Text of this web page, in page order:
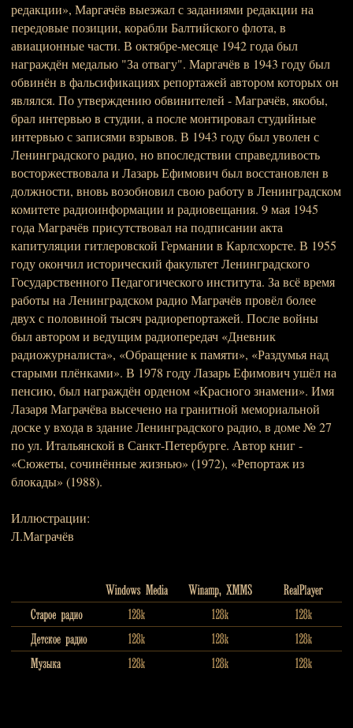
редакции», Маргачёв выезжал с заданиями редакции на
передовые позиции, корабли Балтийского флота, в
авиационные части. В октябре-месяце 1942 года был
награждён медалью "За отвагу". Маргачёв в 1943 году был
обвинён в фальсификациях репортажей автором которых он
являлся. По утверждению обвинителей - Маграчёв, якобы,
брал интервью в студии, а после монтировал студийные
интервью с записями взрывов. В 1943 году был уволен с
Ленинградского радио, но впоследствии справедливость
восторжествовала и Лазарь Ефимович был восстановлен в
должности, вновь возобновил свою работу в Ленинградском
комитете радиоинформации и радиовещания. 9 мая 1945
года Маграчёв присутствовал на подписании акта
капитуляции гитлеровской Германии в Карлсхорсте. В 1955
году окончил исторический факультет Ленинградского
Государственного Педагогического института. За всё время
работы на Ленинградском радио Маграчёв провёл более
двух с половиной тысяч радиорепортажей. После войны
был автором и ведущим радиопередач «Дневник
радиожурналиста», «Обращение к памяти», «Раздумья над
старыми плёнками». В 1978 году Лазарь Ефимович ушёл на
пенсию, был награждён орденом «Красного знамени». Имя
Лазаря Маграчёва высечено на гранитной мемориальной
доске у входа в здание Ленинградского радио, в доме № 27
по ул. Итальянской в Санкт-Петербурге. Автор книг -
«Сюжеты, сочинённые жизнью» (1972), «Репортаж из
блокады» (1988).
Иллюстрации:
Л.Маграчёв